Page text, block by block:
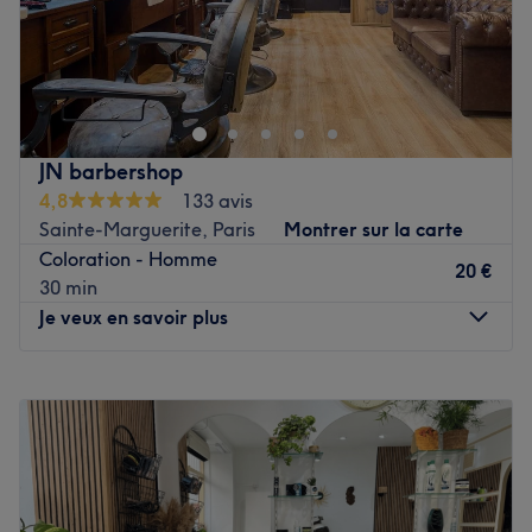
Myriam K.
Voir le salon
Balayages haute précision, couleurs sans ammoniaque
aux reflets raffinés, soin Botox vegan pour une fibre
régénérée, lissages aux protéines pour discipliner, lisser
et sublimer la chevelure : dans notre salon, chaque
prestation est pensée pour allier beauté, douceur et
performance.
Voir le salon
JN barbershop
4,8
133 avis
Sainte-Marguerite, Paris
Montrer sur la carte
Coloration - Homme
30 min
20 €
Je veux en savoir plus
Mardi
09:30 –20:00
Mercredi
09:30–20:00
Jeudi
09:30 –20:00
Vendredi
09:30–20:00
Samedi
09:30 – 20:00